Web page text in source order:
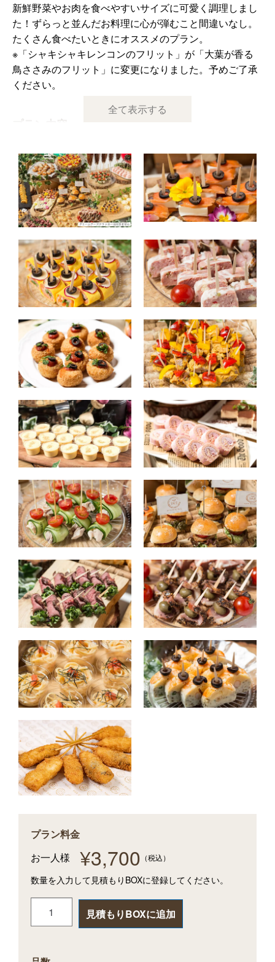
新鮮野菜やお肉を食べやすいサイズに可愛く調理しまし
た！ずらっと並んだお料理に心が弾むこと間違いなし。
たくさん食べたいときにオススメのプラン。
※「シャキシャキレンコンのフリット」が「大葉が香る
鳥ささみのフリット」に変更になりました。予めご了承
ください。
プラン内容
ハンバーグのミニハンバーガー / ダイスチーズと３色の
パプリカを練り込んだチーズミートテリーヌのピンチョ
ス / トリュフが香る一口ライスボールコロッケ / 大葉が香
る鳥ささみのフリット / 肉厚燻製合鴨のパストラミとオ
リーブのピンチョス / 野菜のムースで包んだエビとウニ
のテリーヌピンチョス / 明太子パスタの一口カップ盛り /
蒸し鶏のピンチョス～きゅうりとトマトのバンバンジー
仕立て～ / 特製肉厚ローストビーフのピンチョス / サーモ
ンとクリームチーズのピンチョス / シェフのおすすめデ
ザート / スモークサーモンのピンチョス 錦糸卵ロール～
全て表示する
プラン料金
お一人様
¥3,700 （税込）
数量を入力して見積もりBOXに登録してください。
見積もりBOXに追加